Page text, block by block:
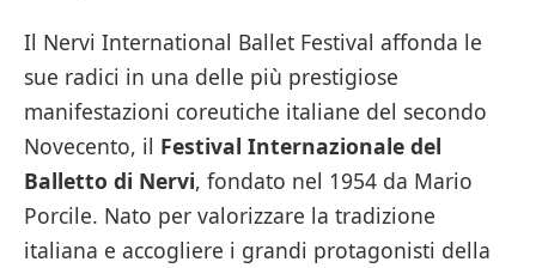
Il Nervi International Ballet Festival affonda le
sue radici in una delle più prestigiose
manifestazioni coreutiche italiane del secondo
Novecento, il Festival Internazionale del
Balletto di Nervi, fondato nel 1954 da Mario
Porcile. Nato per valorizzare la tradizione
italiana e accogliere i grandi protagonisti della